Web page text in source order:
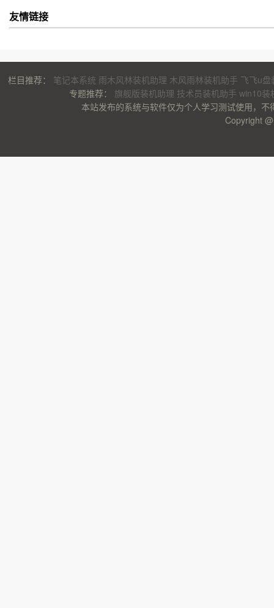
友情链接
栏目推荐： 笔记本系统 雨木风林装机助理 木风雨林装机助手 飞飞u盘
专题推荐： 旗舰版装机助理 技术员装机助手 win10装
本站发布的系统与软件仅为个人学习测试使用，
Copyright